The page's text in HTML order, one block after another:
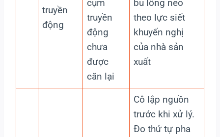
truyền
động
cụm
truyền
động
chưa
được
căn lại
bu lông neo
theo lực siết
khuyến nghị
của nhà sản
xuất
Cô lập nguồn
trước khi xử lý.
Đo thứ tự pha